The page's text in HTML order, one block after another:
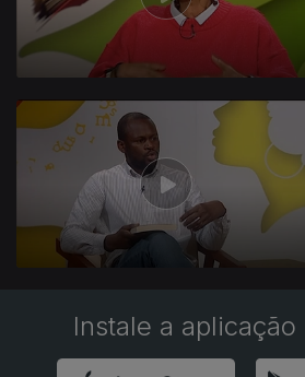
824642
Instale a aplicação